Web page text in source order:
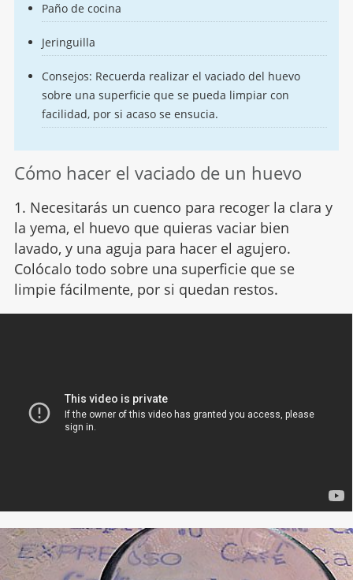
Paño de cocina
Jeringuilla
Consejos: Recuerda realizar el vaciado del huevo
sobre una superficie que se pueda limpiar con
facilidad, por si acaso se ensucia.
Cómo hacer el vaciado de un huevo
1. Necesitarás un cuenco para recoger la clara y
la yema, el huevo que quieras vaciar bien
lavado, y una aguja para hacer el agujero.
Colócalo todo sobre una superficie que se
limpie fácilmente, por si quedan restos.